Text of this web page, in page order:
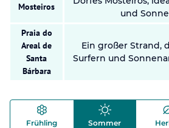
Mosteiros
und
Praia do
Areal de
Santa
Bárbara
Ein großer Strand,
Surfern und
Frühling Sommer